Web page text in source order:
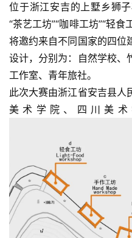
位于浙江安吉的上墅乡狮
“茶艺工坊”“咖啡工坊”“轻
将邀约来自不同国家的四位
设计，分别为：自然学校、
工作室、青年旅社。
此次大赛由浙江省安吉县人
美术学院、四川美术